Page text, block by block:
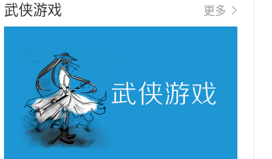
武侠游戏 更多